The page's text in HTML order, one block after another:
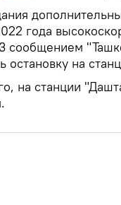
года
остановку на
на станции